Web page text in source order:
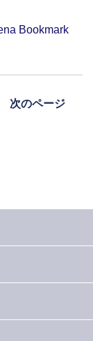
次のページ